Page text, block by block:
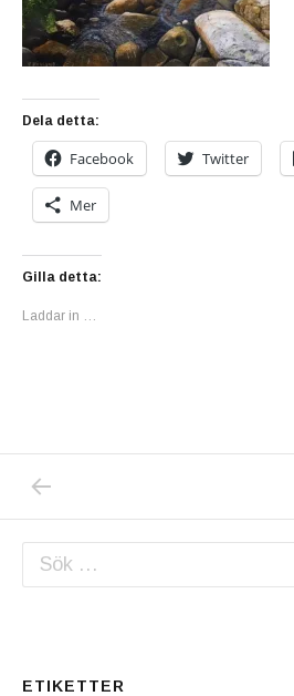
Dela detta:
Facebook Twitter
Mer
Gilla detta:
Laddar in …
Inläggsnavigering
Sök efter:
ETIKETTER